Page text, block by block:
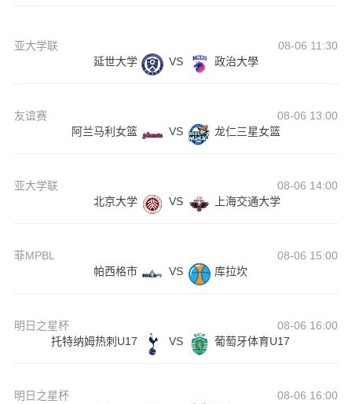
亚大学联
08-06 11:30
延世大学
VS 政治大學
友谊赛
08-06 13:00
阿兰马利女篮
VS 龙仁三星女篮
亚大学联
08-06 14:00
北京大学
VS 上海交通大学
菲MPBL
08-06 15:00
帕西格市
VS 库拉坎
明日之星杯
08-06 16:00
托特纳姆热刺U17
VS 葡萄牙体育U17
明日之星杯
08-06 16:00